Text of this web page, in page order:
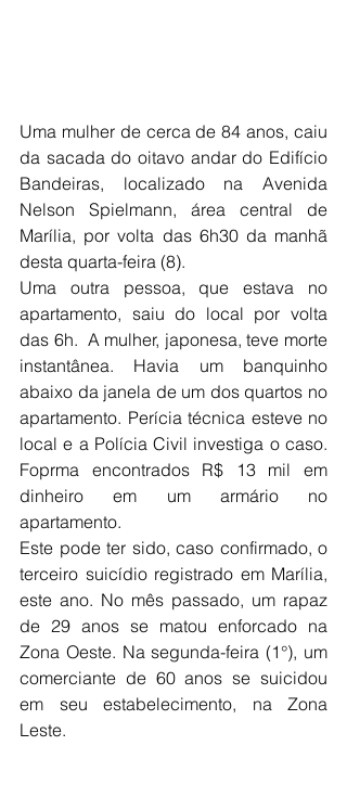
Uma mulher de cerca de 84 anos, caiu
da sacada do oitavo andar do Edifício
Bandeiras, localizado na Avenida
Nelson Spielmann, área central de
Marília, por volta das 6h30 da manhã
desta quarta-feira (8).
Uma outra pessoa, que estava no
apartamento, saiu do local por volta
das 6h.  A mulher, japonesa, teve morte
instantânea. Havia um banquinho
abaixo da janela de um dos quartos no
apartamento. Perícia técnica esteve no
local e a Polícia Civil investiga o caso.
Foprma encontrados R$ 13 mil em
dinheiro em um armário no
apartamento.
Este pode ter sido, caso confirmado, o
terceiro suicídio registrado em Marília,
este ano. No mês passado, um rapaz
de 29 anos se matou enforcado na
Zona Oeste. Na segunda-feira (1°), um
comerciante de 60 anos se suicidou
em seu estabelecimento, na Zona
Leste.